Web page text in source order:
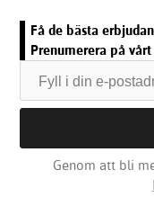
Få de bästa
Prenumerera på
Genom att bli